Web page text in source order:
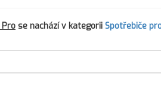
se nachází v kategorii Spotřebiče